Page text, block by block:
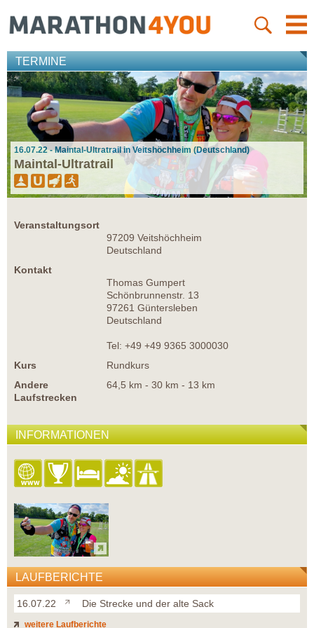
TERMINE
16.07.22 - Maintal-Ultratrail in Veitshöchheim (Deutschland)
Maintal-Ultratrail
Veranstaltungsort
97209 Veitshöchheim
Deutschland
Kontakt
Thomas Gumpert
Schönbrunnenstr. 13
97261 Güntersleben
Deutschland
Tel: +49 +49 9365 3000030
Kurs
Rundkurs
Andere
Laufstrecken
64,5 km - 30 km - 13 km
INFORMATIONEN
LAUFBERICHTE
16.07.22 Die Strecke und der alte Sack
weitere Laufberichte